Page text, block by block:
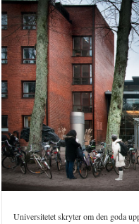
Universitetet skryter om den goda